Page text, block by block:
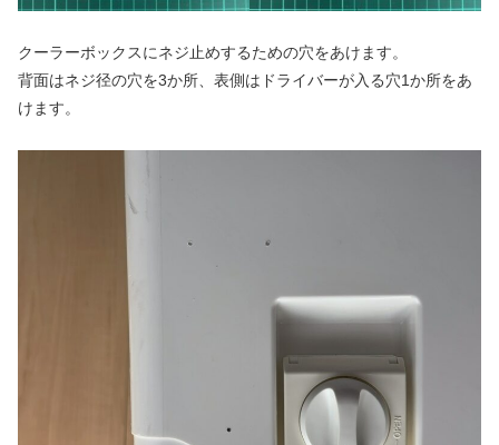
クーラーボックスにネジ止めするための穴をあけます。
背面はネジ径の穴を3か所、表側はドライバーが入る穴1か所をあ
けます。